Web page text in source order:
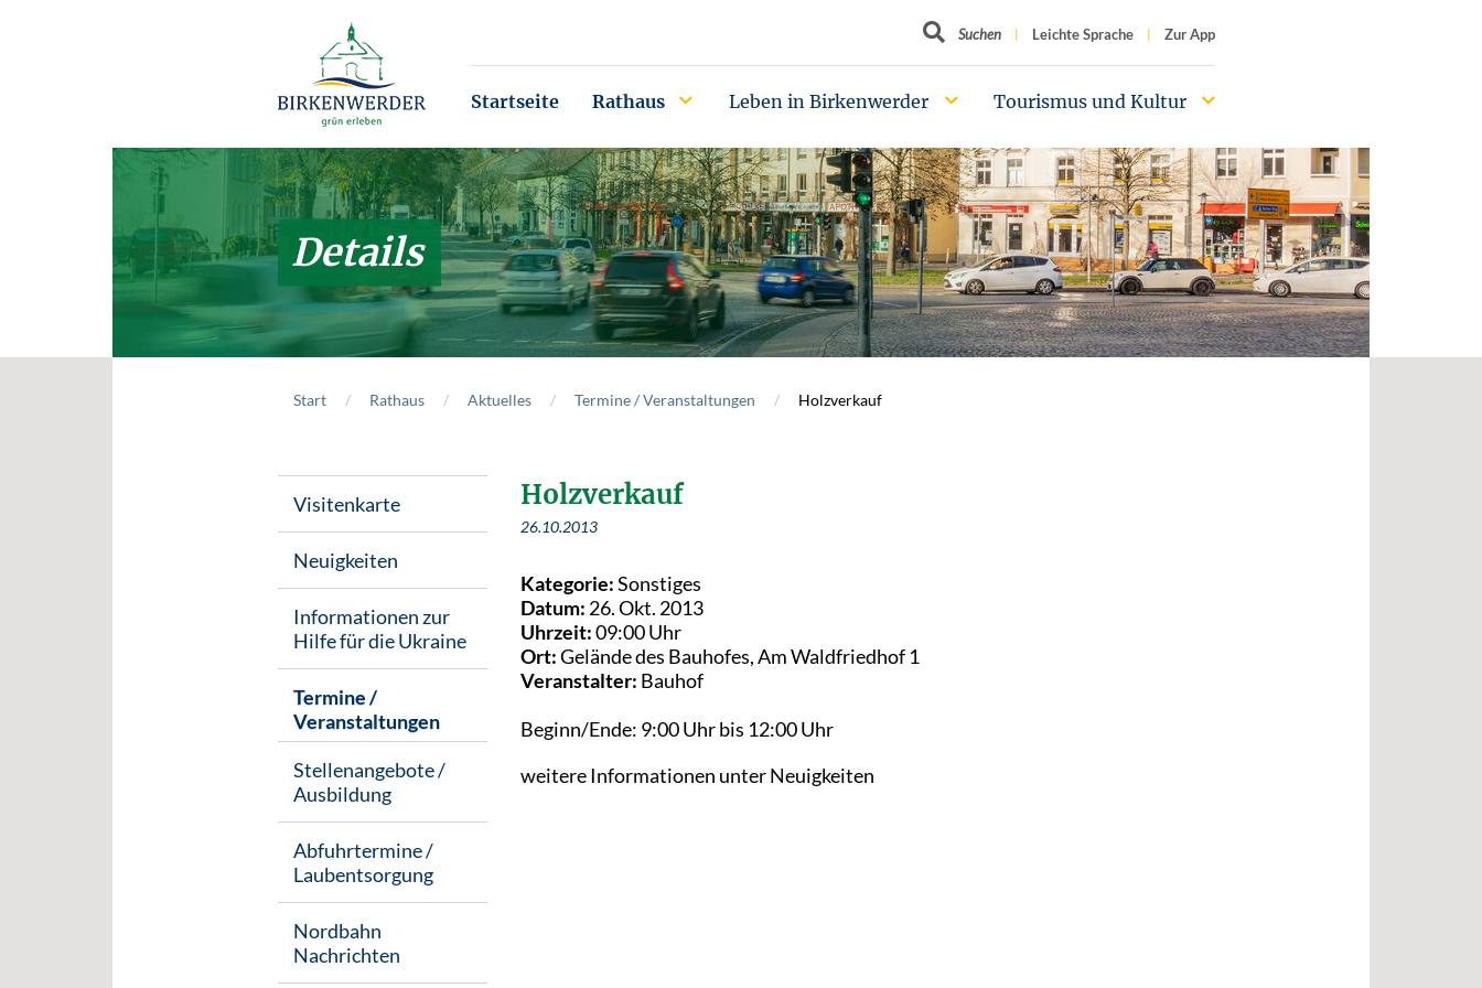
Suchbegriff
Suchen Leichte Sprache Zur App
Startseite Rathaus Leben in Birkenwerder Tourismus und Kultur
Details
Start Rathaus Aktuelles Termine / Veranstaltungen Holzverkauf
Visitenkarte
Neuigkeiten
Informationen zur
Hilfe für die Ukraine
Termine /
Veranstaltungen
Stellenangebote /
Ausbildung
Abfuhrtermine /
Laubentsorgung
Nordbahn
Nachrichten
Holzverkauf
26.10.2013
Kategorie:Sonstiges
Datum: 26. Okt. 2013
Uhrzeit:09:00 Uhr
Ort:Gelände des Bauhofes, Am Waldfriedhof 1
Veranstalter: Bauhof
Beginn/Ende: 9:00 Uhr bis 12:00 Uhr
weitere Informationen unter Neuigkeiten